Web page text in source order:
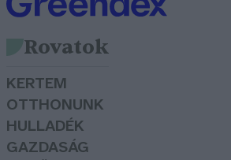
Rovatok
KERTEM
OTTHONUNK
HULLADÉK
GAZDASÁG